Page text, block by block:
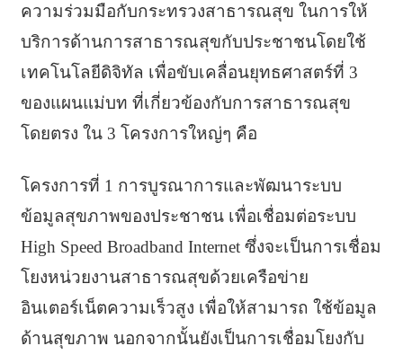
ความร่วมมือกับกระทรวงสาธารณสุข ในการให้
บริการด้านการสาธารณสุขกับประชาชนโดยใช้
เทคโนโลยีดิจิทัล เพื่อขับเคลื่อนยุทธศาสตร์ที่ 3
ของแผนแม่บท ที่เกี่ยวข้องกับการสาธารณสุข
โดยตรง ใน 3 โครงการใหญ่ๆ คือ
โครงการที่ 1 การบูรณาการและพัฒนาระบบ
ข้อมูลสุขภาพของประชาชน เพื่อเชื่อมต่อระบบ
High Speed Broadband Internet ซึ่งจะเป็นการเชื่อม
โยงหน่วยงานสาธารณสุขด้วยเครือข่าย
อินเตอร์เน็ตความเร็วสูง เพื่อให้สามารถ ใช้ข้อมูล
ด้านสุขภาพ นอกจากนั้นยังเป็นการเชื่อมโยงกับ